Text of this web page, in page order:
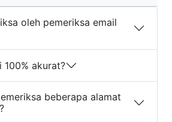
oleh pemeriksa email
100% akurat?
beberapa alamat